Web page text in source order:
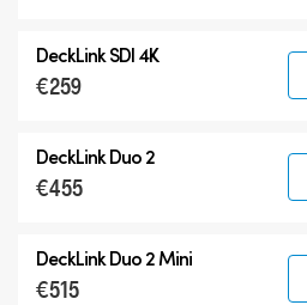
DeckLink SDI 4K
€259
DeckLink Duo 2
€455
DeckLink Duo 2 Mini
€515